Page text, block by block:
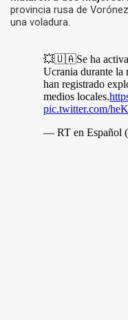
provincia rusa de
una voladura.